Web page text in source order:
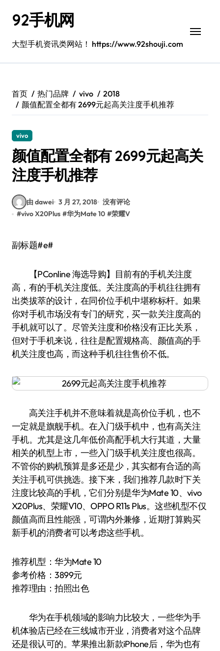
92手机网
大型手机资讯类网站！ https://www.92shouji.com
首页 热门品牌 vivo
2018
颜值配置全都有 2699元起高关注度手机推荐
vivo
颜值配置全都有 2699元起高关
注度手机推荐
由 dawei 3 月 27, 2018 没有评论
#vivo X20Plus #华为Mate 10 #荣耀V
副标题#e#
【PConline 海选导购】目前有的手机关注度
高，有的手机关注度低。关注度高的手机往往拥有
出类拔萃的设计，在同价位手机中堪称标杆。如果
你对手机市场没有专门的研究，买一款关注度高的
手机就可以了。尽管关注度和价格没有正比关系，
但对于手机来说，往往是配置规格高、颜值高的手
机关注度也高，而这种手机往往售价不低。
高关注手机并不意味着就是高价位手机，也不
一定就是旗舰手机。在入门级手机中，也有高关注
手机。尤其是这几年低价高配手机大行其道，大量
相关的机型上市，一些入门级手机关注度也很高。
不管你的购机预算是多还是少，其实都有合适的高
关注手机可供挑选。接下来，我们推荐几款时下关
注度比较高的手机，它们分别是华为Mate 10、vivo
X20Plus、荣耀V10、OPPO R11s Plus。这些机型不仅
颜值高而且性能强，可谓内外兼修，近期打算购买
新手机的消费者可以考虑这些手机。
推荐机型：华为Mate 10
参考价格：3899元
推荐理由：拍照出色
华为在手机领域的影响力比较大，一些华为手
机体验店已经在三线城市开业，消费者对这个品牌
还是很认可的。苹果推出新款iPhone后，华为也有